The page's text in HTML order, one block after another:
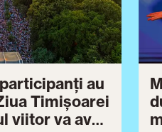
au
Timișoarei
viitor va avea